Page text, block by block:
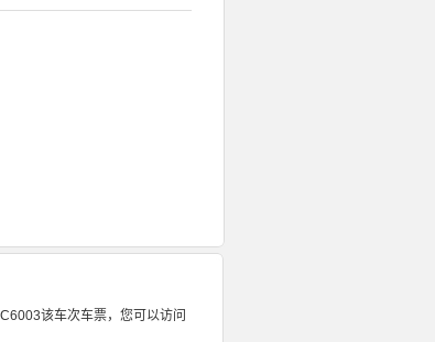
该车次车票，您可以访问